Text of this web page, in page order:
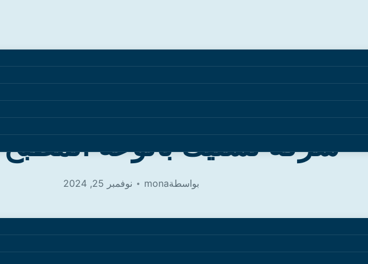
شركة تسليك بالوعة المطبخ
بواسطةmona نوفمبر 25, 2024